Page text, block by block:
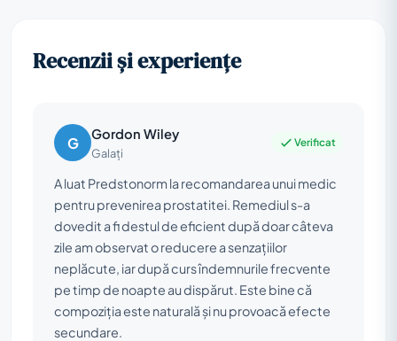
Recenzii și experiențe
G Gordon Wiley
Galați
Verificat
A luat Predstonorm la recomandarea unui medic
pentru prevenirea prostatitei. Remediul s-a
dovedit a fi destul de eficient după doar câteva
zile am observat o reducere a senzațiilor
neplăcute, iar după curs îndemnurile frecvente
pe timp de noapte au dispărut. Este bine că
compoziția este naturală și nu provoacă efecte
secundare.